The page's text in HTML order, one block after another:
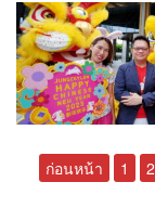
ก่อนหน้า 1 2